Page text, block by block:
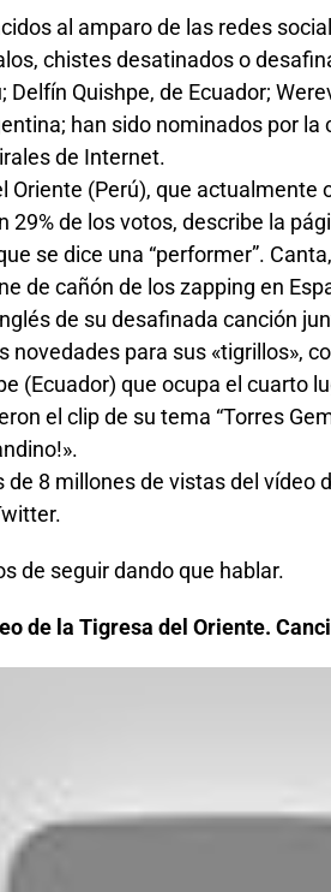
al amparo de las redes
chistes desatinados o
Delfín Quishpe, de Ecuador;
han sido nominados por
de Internet.
Oriente (Perú), que actualmente
29% de los votos, describe la
se dice una “performer”.
de cañón de los zapping en
de su desafinada canción
novedades para sus «tigrillos»,
(Ecuador) que ocupa el cuarto
el clip de su tema “Torres
8 millones de vistas del vídeo
de seguir dando que hablar.
de la Tigresa del Oriente.